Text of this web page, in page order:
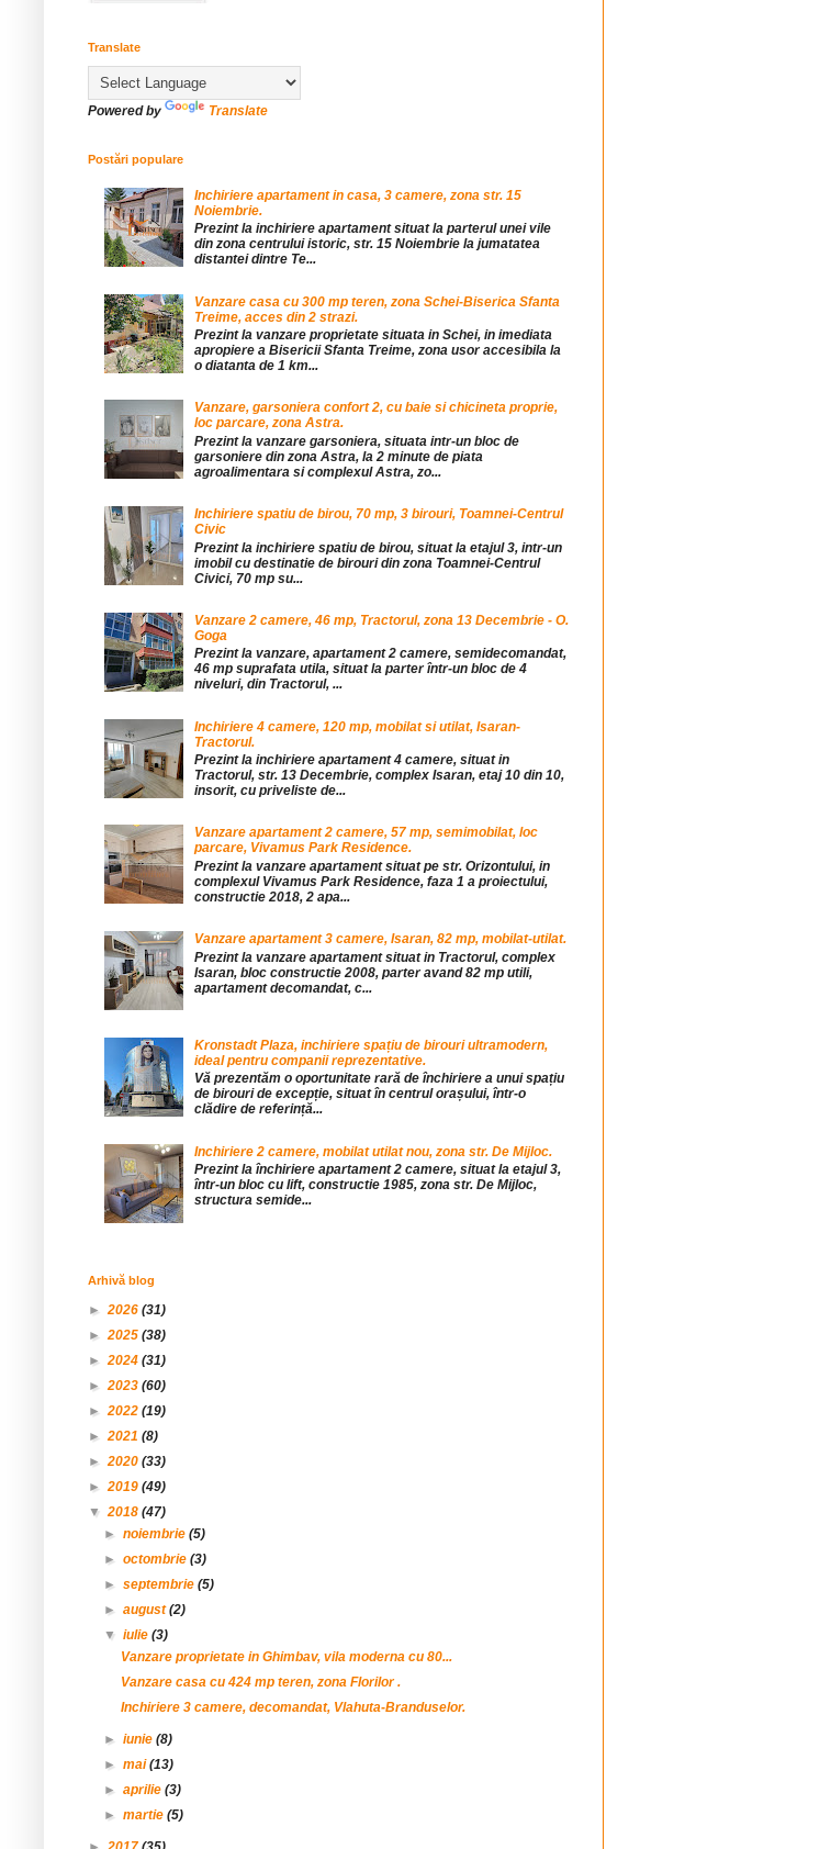
Translate
Powered by Translate
Postări populare
Inchiriere apartament in casa, 3 camere, zona str. 15
Noiembrie.
Prezint la inchiriere apartament situat la parterul unei vile
din zona centrului istoric, str. 15 Noiembrie la jumatatea
distantei dintre Te...
Vanzare casa cu 300 mp teren, zona Schei-Biserica Sfanta
Treime, acces din 2 strazi.
Prezint la vanzare proprietate situata in Schei, in imediata
apropiere a Bisericii Sfanta Treime, zona usor accesibila la
o diatanta de 1 km...
Vanzare, garsoniera confort 2, cu baie si chicineta proprie,
loc parcare, zona Astra.
Prezint la vanzare garsoniera, situata intr-un bloc de
garsoniere din zona Astra, la 2 minute de piata
agroalimentara si complexul Astra, zo...
Inchiriere spatiu de birou, 70 mp, 3 birouri, Toamnei-Centrul
Civic
Prezint la inchiriere spatiu de birou, situat la etajul 3, intr-un
imobil cu destinatie de birouri din zona Toamnei-Centrul
Civici, 70 mp su...
Vanzare 2 camere, 46 mp, Tractorul, zona 13 Decembrie - O.
Goga
Prezint la vanzare, apartament 2 camere, semidecomandat,
46 mp suprafata utila, situat la parter într-un bloc de 4
niveluri, din Tractorul, ...
Inchiriere 4 camere, 120 mp, mobilat si utilat, Isaran-
Tractorul.
Prezint la inchiriere apartament 4 camere, situat in
Tractorul, str. 13 Decembrie, complex Isaran, etaj 10 din 10,
insorit, cu priveliste de...
Vanzare apartament 2 camere, 57 mp, semimobilat, loc
parcare, Vivamus Park Residence.
Prezint la vanzare apartament situat pe str. Orizontului, in
complexul Vivamus Park Residence, faza 1 a proiectului,
constructie 2018, 2 apa...
Vanzare apartament 3 camere, Isaran, 82 mp, mobilat-utilat.
Prezint la vanzare apartament situat in Tractorul, complex
Isaran, bloc constructie 2008, parter avand 82 mp utili,
apartament decomandat, c...
Kronstadt Plaza, inchiriere spațiu de birouri ultramodern,
ideal pentru companii reprezentative.
Vă prezentăm o oportunitate rară de închiriere a unui spațiu
de birouri de excepție, situat în centrul orașului, într-o
clădire de referință...
Inchiriere 2 camere, mobilat utilat nou, zona str. De Mijloc.
Prezint la închiriere apartament 2 camere, situat la etajul 3,
într-un bloc cu lift, constructie 1985, zona str. De Mijloc,
structura semide...
Arhivă blog
►2026 (31)
►2025 (38)
►2024 (31)
►2023 (60)
►2022 (19)
►2021 (8)
►2020 (33)
►2019 (49)
▼2018 (47)
►noiembrie(5)
►octombrie(3)
►septembrie(5)
►august(2)
▼iulie(3)
Vanzare proprietate in Ghimbav, vila moderna cu 80...
Vanzare casa cu 424 mp teren, zona Florilor .
Inchiriere 3 camere, decomandat, Vlahuta-Branduselor.
►iunie(8)
►mai(13)
►aprilie(3)
►martie(5)